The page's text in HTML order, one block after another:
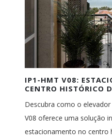
IP1-HMT V08:
CENTRO HISTÓRICO
Descubra como o
V08 oferece uma solução
estacionamento no centro